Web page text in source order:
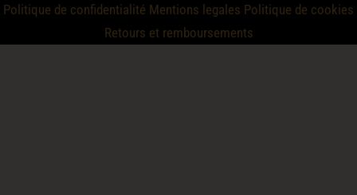
Politique de confidentialité Mentions legales Politique de cookies
Retours et remboursements